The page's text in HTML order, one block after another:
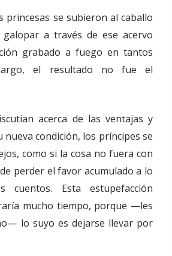
princesas se subieron al caballo
a través de ese acervo
grabado a fuego en tantos
el resultado no fue el
acerca de las ventajas y
nueva condición, los príncipes se
como si la cosa no fuera con
perder el favor acumulado a lo
cuentos. Esta estupefacción
mucho tiempo, porque —les
lo suyo es dejarse llevar por